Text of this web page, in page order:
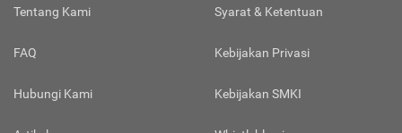
Tentang Kami
FAQ
Hubungi Kami
Syarat & Ketentuan
Kebijakan Privasi
Kebijakan SMKI